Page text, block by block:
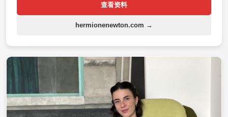
查看资料
hermionenewton.com →